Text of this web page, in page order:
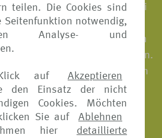
teilen. Die Cookies sind
Seitenfunktion notwendig,
Analyse- und
auf
Akzeptieren
den Einsatz der nicht
Cookies. Möchten
Sie auf
Ablehnen
hier
detaillierte
widerspiegelt. Bei
Ansprüche und die Stärke
Hand in Hand. Denn mit einem
Seite kann man mehr erreichen.
täglich die Voraussetzungen
finden Sie hier.